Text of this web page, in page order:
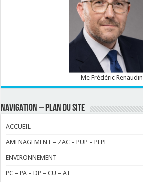
Me Frédéric Renaudin
NAVIGATION – PLAN DU SITE
ACCUEIL
AMENAGEMENT – ZAC – PUP – PEPE
ENVIRONNEMENT
PC – PA – DP – CU – AT…